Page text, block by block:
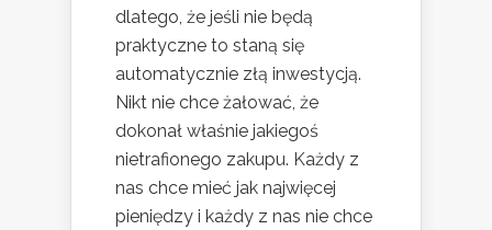
dlatego, że jeśli nie będą
praktyczne to staną się
automatycznie złą inwestycją.
Nikt nie chce żałować, że
dokonał właśnie jakiegoś
nietrafionego zakupu. Każdy z
nas chce mieć jak najwięcej
pieniędzy i każdy z nas nie chce